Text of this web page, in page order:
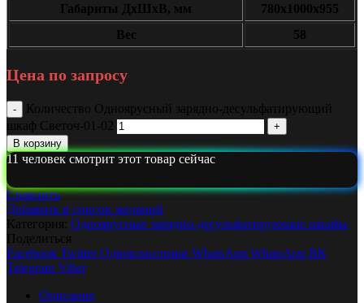
Габариты ДxШxВ, мм
780x1000x955
Вес
58
Цена по запросу
Количество Одноярусный зарядно-десульфатирующий
шкаф Светоч-01-02
В корзину
11 человек смотрит этот товар сейчас
Сравнить
Добавить в список желаний
Категория: Одноярусные зарядно-десульфатирующие шкафы
Поделиться
Facebook Twitter Одноклассники WhatsApp WhatsApp ВК
Telegram Viber
Описание